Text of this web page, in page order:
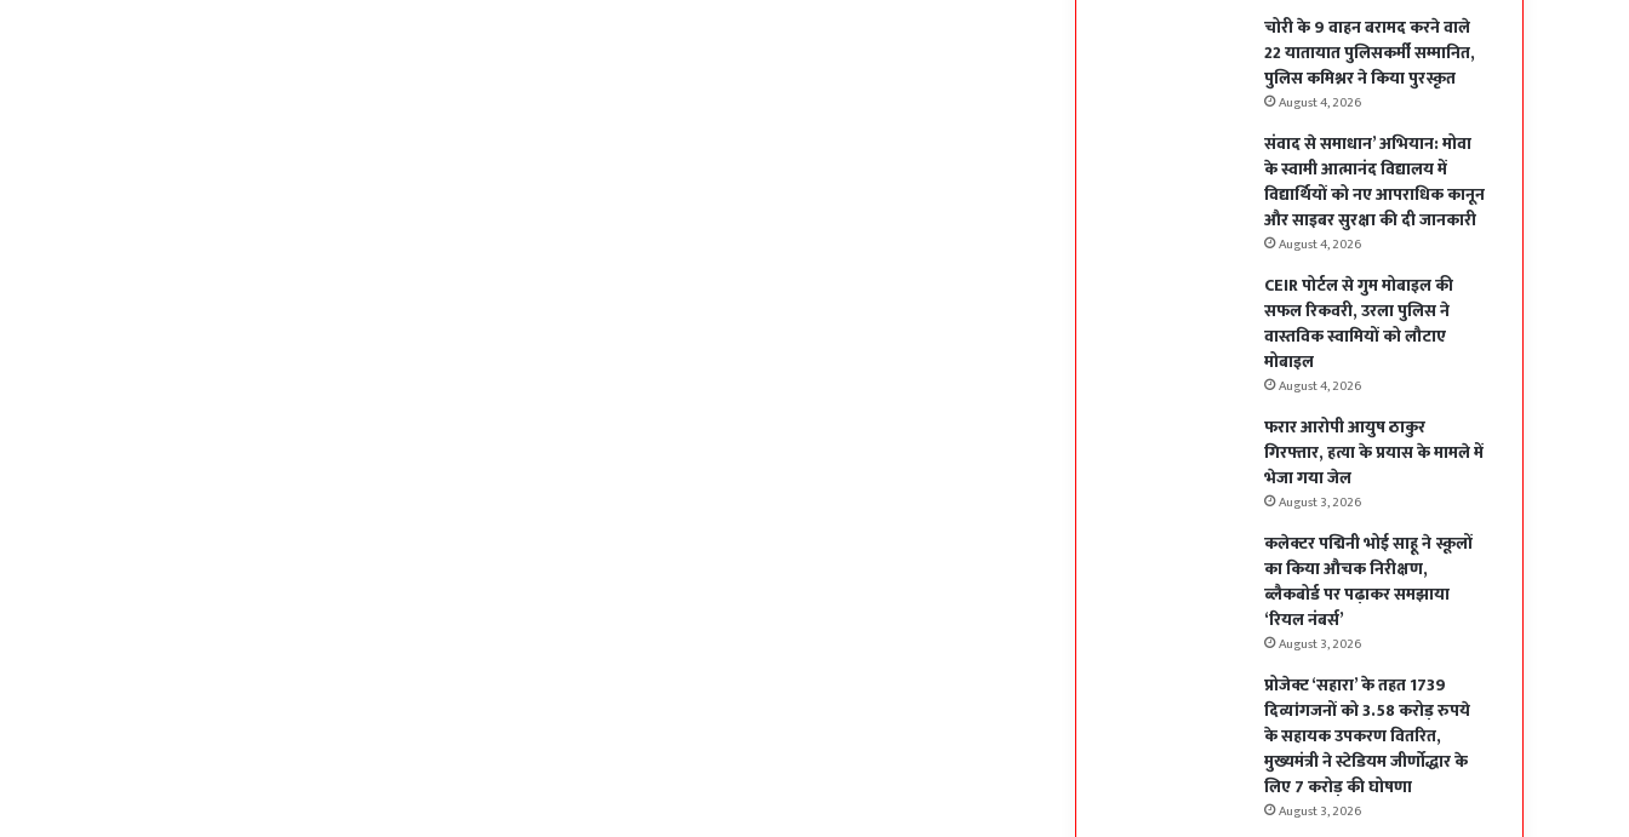
चोरी के 9 वाहन बरामद करने वाले
22 यातायात पुलिसकर्मी सम्मानित,
पुलिस कमिश्नर ने किया पुरस्कृत
August 4, 2026
संवाद से समाधान’ अभियान: मोवा
के स्वामी आत्मानंद विद्यालय में
विद्यार्थियों को नए आपराधिक कानून
और साइबर सुरक्षा की दी जानकारी
August 4, 2026
CEIR पोर्टल से गुम मोबाइल की
सफल रिकवरी, उरला पुलिस ने
वास्तविक स्वामियों को लौटाए
मोबाइल
August 4, 2026
फरार आरोपी आयुष ठाकुर
गिरफ्तार, हत्या के प्रयास के मामले में
भेजा गया जेल
August 3, 2026
कलेक्टर पद्मिनी भोई साहू ने स्कूलों
का किया औचक निरीक्षण,
ब्लैकबोर्ड पर पढ़ाकर समझाया
‘रियल नंबर्स’
August 3, 2026
प्रोजेक्ट ‘सहारा’ के तहत 1739
दिव्यांगजनों को 3.58 करोड़ रुपये
के सहायक उपकरण वितरित,
मुख्यमंत्री ने स्टेडियम जीर्णोद्धार के
लिए 7 करोड़ की घोषणा
August 3, 2026